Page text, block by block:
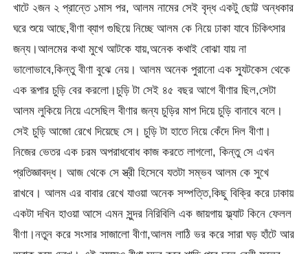
খাটে ২জন ২ প্রান্তে ১মাস পর, আলম নামের সেই বৃদ্ধ একটু ছোট্ট অন্ধকার
ঘরে শুয়ে আছে,বীণা ব্যাগ গুছিয়ে নিচ্ছে আলম কে নিয়ে ঢাকা যাবে চিকিৎসার
জন্য।আলমের কথা মুখে আটকে যায়,অনেক কথাই বোঝা যায় না
ভালোভাবে,কিন্তু বীণা বুঝে নেয়। আলম অনেক পুরানো এক স্যুটকেস থেকে
এক রূপার চুড়ি বের করলো।চুড়ি টা সেই ৪৫ বছর আগে বীণার ছিল,সেটা
আলম লুকিয়ে নিয়ে এসেছিল বীণার জন্য চুড়ির মাপ দিয়ে চুড়ি বানাবে বলে।
সেই চুড়ি আজো রেখে দিয়েছে সে। চুড়ি টা হাতে নিয়ে কেঁদে দিল বীণা।
নিজের ভেতর এক চরম অপরাধবোধ কাজ করতে লাগলো, কিন্তু সে এখন
প্রতিজ্ঞাবদ্ধ। আজ থেকে সে স্ত্রী হিসেবে যতটা সম্ভব আলম কে সুখে
রাখবে। আলম এর বাবার রেখে যাওয়া অনেক সম্পত্তি,কিছু বিক্রি করে ঢাকায়
একটা দখিন হাওয়া আসে এমন সুন্দর নিরিবিলি এক জায়গায় ফ্ল্যাট কিনে ফেলল
বীণা।নতুন করে সংসার সাজালো বীণা,আলম লাঠি ভর করে সারা ঘড় হাঁটে আর